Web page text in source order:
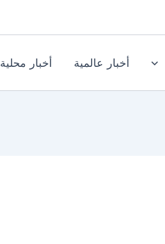
أخبار عالمية أخبار محلية